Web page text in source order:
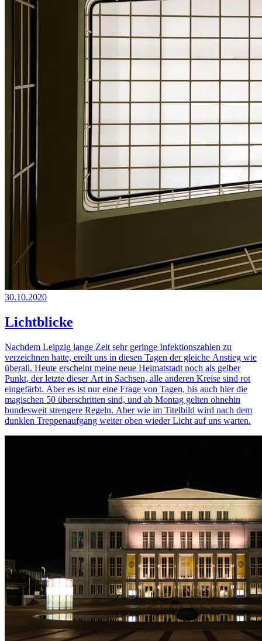
30.10.2020
Lichtblicke
Nachdem Leipzig lange Zeit sehr geringe Infektionszahlen zu
verzeichnen hatte, ereilt uns in diesen Tagen der gleiche Anstieg wie
überall. Heute erscheint meine neue Heimatstadt noch als gelber
Punkt, der letzte dieser Art in Sachsen, alle anderen Kreise sind rot
eingefärbt. Aber es ist nur eine Frage von Tagen, bis auch hier die
magischen 50 überschritten sind, und ab Montag gelten ohnehin
bundesweit strengere Regeln. Aber wie im Titelbild wird nach dem
dunklen Treppenaufgang weiter oben wieder Licht auf uns warten.